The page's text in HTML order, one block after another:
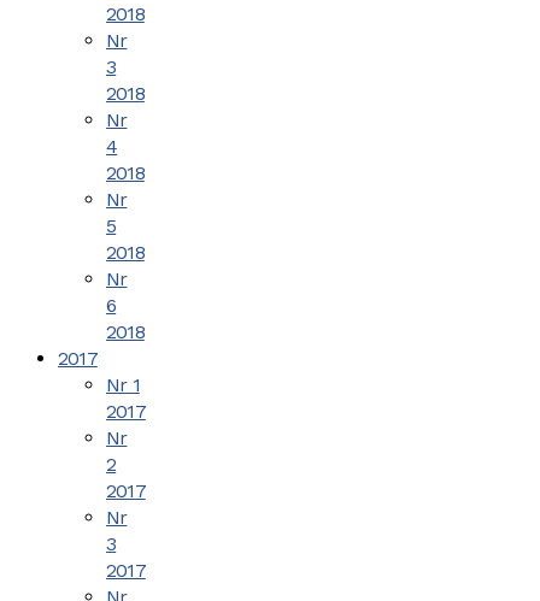
2018
Nr
3
2018
Nr
4
2018
Nr
5
2018
Nr
6
2018
2017
Nr 1
2017
Nr
2
2017
Nr
3
2017
Nr